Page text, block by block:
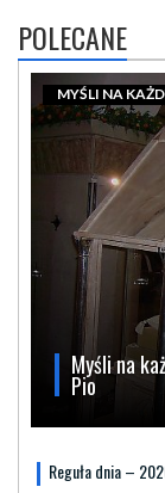
POLECANE
Myśli na
Pio
MYŚLI NA
Reguła dnia –